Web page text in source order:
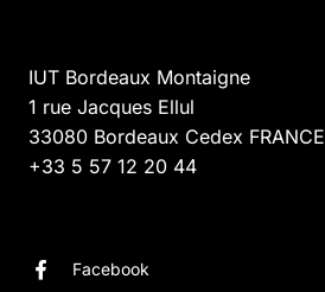
IUT Bordeaux Montaigne
1 rue Jacques Ellul
33080 Bordeaux Cedex FRANCE
+33 5 57 12 20 44
Facebook